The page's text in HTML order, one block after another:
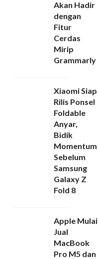
Akan Hadir
dengan
Fitur
Cerdas
Mirip
Grammarly
Xiaomi Siap
Rilis Ponsel
Foldable
Anyar,
Bidik
Momentum
Sebelum
Samsung
Galaxy Z
Fold 8
Apple Mulai
Jual
MacBook
Pro M5 dan